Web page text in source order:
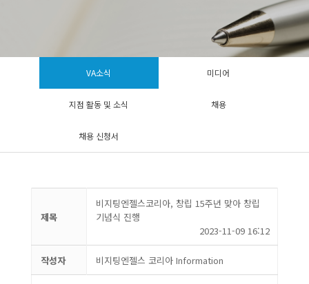
VA소식 미디어
지점 활동 및 소식 채용
채용 신청서
제목
비지팅엔젤스코리아, 창립 15주년 맞아 창립
기념식 진행
2023-11-09 16:12
작성자 비지팅엔젤스 코리아 Information